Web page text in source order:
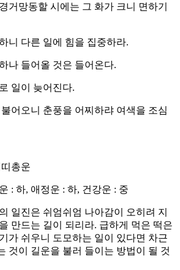
거망동할 시에는 그 화가 크니 면하기
니 다른 일에 힘을 집중하라.
나 들어올 것은 들어온다.
일이 늦어진다.
어오니 춘풍을 어찌하랴 여색을 조심
총운
: 하, 애정운 : 하, 건강운 : 중
일진은 쉬엄쉬엄 나아감이 오히려 지
만드는 길이 되리라. 급하게 먹은 떡은
가 쉬우니 도모하는 일이 있다면 차근
것이 길운을 불러 들이는 방법이 될 것